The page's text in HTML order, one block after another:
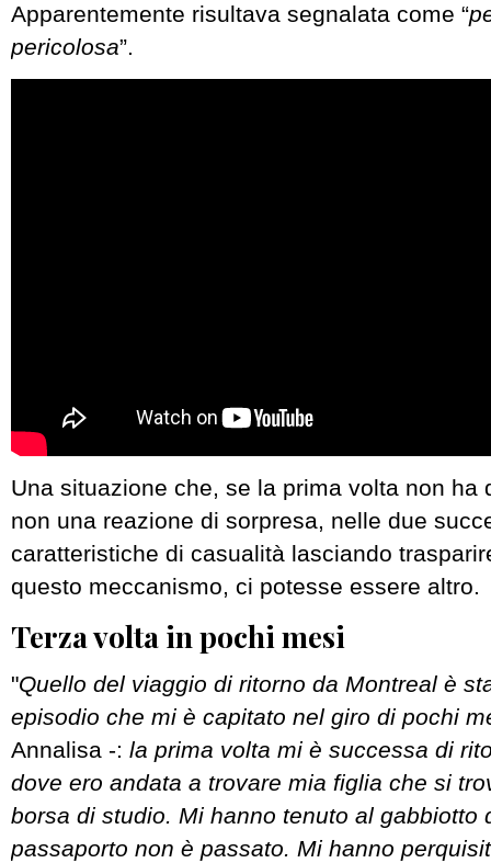
Apparentemente risultava segnalata come “
pericolosa”.
Una situazione che, se la prima volta non ha
non una reazione di sorpresa, nelle due
caratteristiche di casualità lasciando
questo meccanismo, ci potesse essere altro.
Terza volta in pochi mesi
"Quello del viaggio di ritorno da Montreal è
episodio che mi è capitato nel giro di pochi
Annalisa -: la prima volta mi è successa di
dove ero andata a trovare mia figlia che si
borsa di studio. Mi hanno tenuto al gabbiotto
passaporto non è passato. Mi hanno